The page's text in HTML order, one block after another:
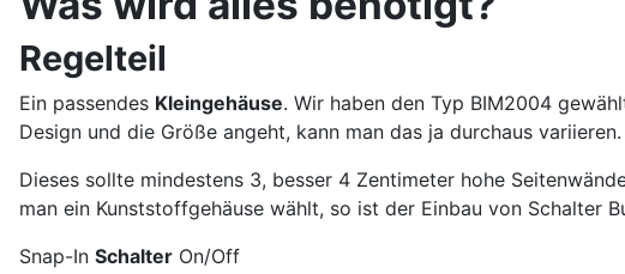
Regelteil
Ein passendes Kleingehäuse. Wir haben den Typ BIM2004
Design und die Größe angeht, kann man das ja durchaus variieren.
Dieses sollte mindestens 3, besser 4 Zentimeter hohe
man ein Kunststoffgehäuse wählt, so ist der Einbau von Schalter
Snap-In Schalter On/Off